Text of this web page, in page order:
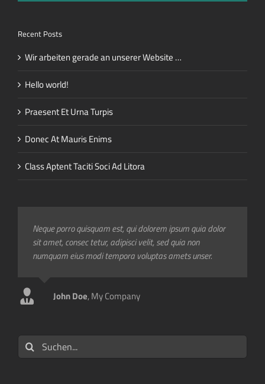
Recent Posts
Wir arbeiten gerade an unserer Website …
Hello world!
Praesent Et Urna Turpis
Donec At Mauris Enims
Class Aptent Taciti Soci Ad Litora
Neque porro quisquam est, qui dolorem ipsum quia dolor
sit amet, consec tetur, adipisci velit, sed quia non
numquam eius modi tempora voluptas amets unser.
John Doe,My Company
Aliquam erat volutpat. Quisque at est id ligula facilisis
laoreet eget pulvinar nibh. Suspendisse at ultrices dui.
Curabitur ac felis arcu sadips ipsums fugiats nemis.
Luke Beck,Theme Fusion
Suche
nach: